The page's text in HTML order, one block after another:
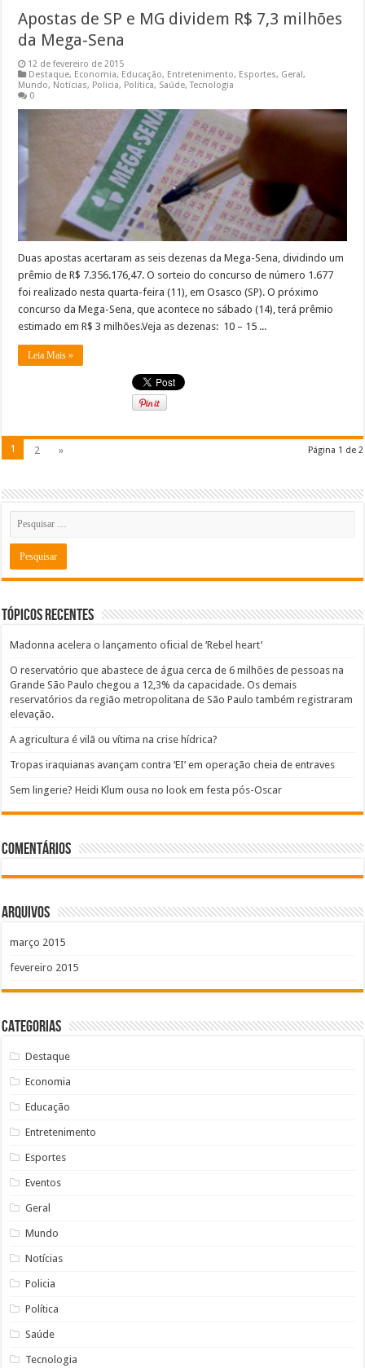
Apostas de SP e MG dividem R$ 7,3 milhões
da Mega-Sena
12 de fevereiro de 2015
Destaque, Economia, Educação, Entretenimento, Esportes, Geral,
Mundo, Notícias, Policia, Política, Saúde,Tecnologia
0
Duas apostas acertaram as seis dezenas da Mega-Sena, dividindo um
prêmio de R$ 7.356.176,47. O sorteio do concurso de número 1.677
foi realizado nesta quarta-feira (11), em Osasco (SP). O próximo
concurso da Mega-Sena, que acontece no sábado (14), terá prêmio
estimado em R$ 3 milhões.Veja as dezenas: 10 – 15 ...
Leia Mais »
Página 1 de 2
1 2 »
Tópicos recentes
Madonna acelera o lançamento oficial de ‘Rebel heart’
O reservatório que abastece de água cerca de 6 milhões de pessoas na
Grande São Paulo chegou a 12,3% da capacidade. Os demais
reservatórios da região metropolitana de São Paulo também registraram
elevação.
A agricultura é vilã ou vítima na crise hídrica?
Tropas iraquianas avançam contra ‘EI’ em operação cheia de entraves
Sem lingerie? Heidi Klum ousa no look em festa pós-Oscar
Comentários
Arquivos
março 2015
fevereiro 2015
Categorias
Destaque
Economia
Educação
Entretenimento
Esportes
Eventos
Geral
Mundo
Notícias
Policia
Política
Saúde
Tecnologia